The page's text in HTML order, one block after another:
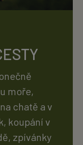
moře,
chatě a v
koupání v
zpívánky